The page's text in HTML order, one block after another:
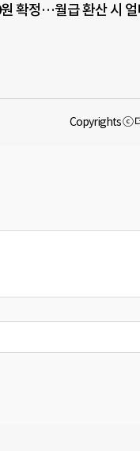
확정…월급 환산 시
Copyrights ⓒ